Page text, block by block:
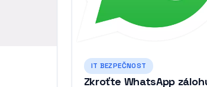
IT BEZPEČNOST
Zkroťte WhatsApp